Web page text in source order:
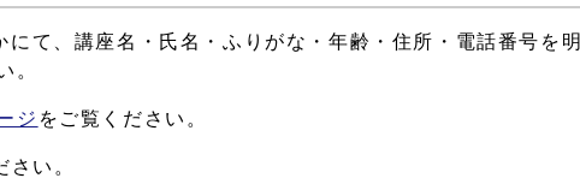
て、講座名・氏名・ふりがな・年齢・住所・電話番号を明
。
ジ をご覧ください。
い。